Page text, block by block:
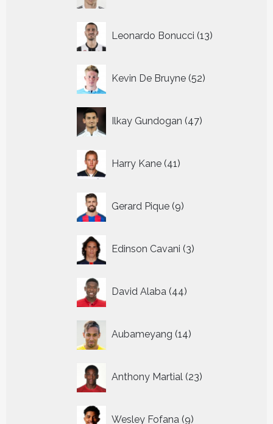
Leonardo Bonucci 13
producten
Kevin De Bruyne 52
producten
Ilkay Gundogan 47
producten
Harry Kane 41
producten
Gerard Pique 9
producten
Edinson Cavani 3
producten
David Alaba 44
producten
Aubameyang 14
producten
Anthony Martial 23
producten
Wesley Fofana 9